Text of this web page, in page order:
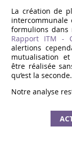
La création de
intercommunale
formulions dans
Rapport ITM -
alertions
mutualisation
être réalisée
qu’est la seconde.
Notre analyse